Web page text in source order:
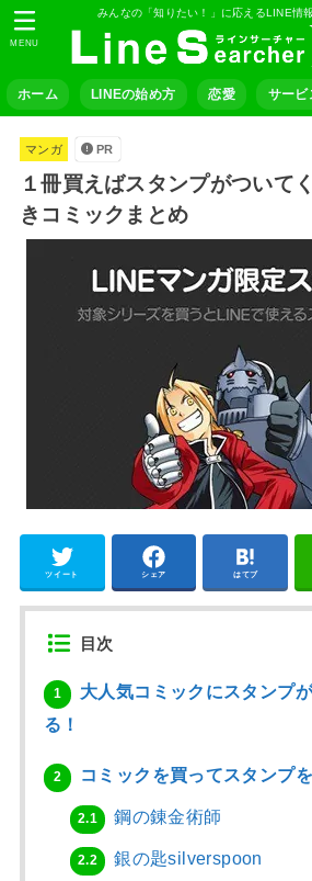
みんなの「知りたい！」に応えるLINE情
ホーム LINEの始め方 恋愛 サービ
MENU
マンガ PR
１冊買えばスタンプがついて
きコミックまとめ
ツイート シェア はてブ
目次
1
大人気コミックにスタンプ
る！
2 コミックを買ってスタンプ
2.1 鋼の錬金術師
2.2 銀の匙silverspoon